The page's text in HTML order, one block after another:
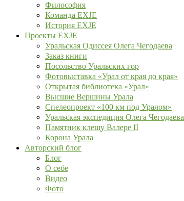
Философия
Команда EXJE
История EXJE
Проекты EXJE
Уральская Одиссея Олега Чегодаева
Заказ книги
Посольство Уральских гор
Фотовыставка «Урал от края до края»
Открытая библиотека «Урал»
Высшие Вершины Урала
Спелеопроект «100 км под Уралом»
Уральская экспедиция Олега Чегодаева
Памятник клещу Валере II
Корона Урала
Авторский блог
Блог
О себе
Видео
Фото